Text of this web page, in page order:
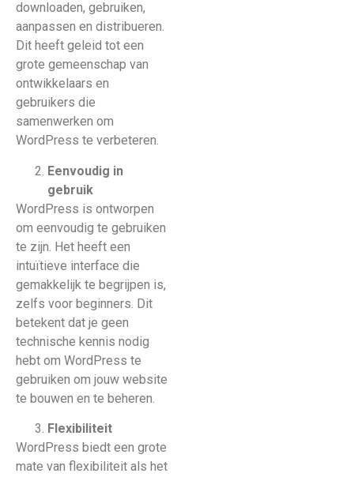
downloaden, gebruiken,
aanpassen en distribueren.
Dit heeft geleid tot een
grote gemeenschap van
ontwikkelaars en
gebruikers die
samenwerken om
WordPress te verbeteren.
Eenvoudig in
gebruik
WordPress is ontworpen
om eenvoudig te gebruiken
te zijn. Het heeft een
intuïtieve interface die
gemakkelijk te begrijpen is,
zelfs voor beginners. Dit
betekent dat je geen
technische kennis nodig
hebt om WordPress te
gebruiken om jouw website
te bouwen en te beheren.
Flexibiliteit
WordPress biedt een grote
mate van flexibiliteit als het